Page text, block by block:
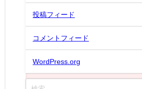
投稿フィード
コメントフィード
WordPress.org